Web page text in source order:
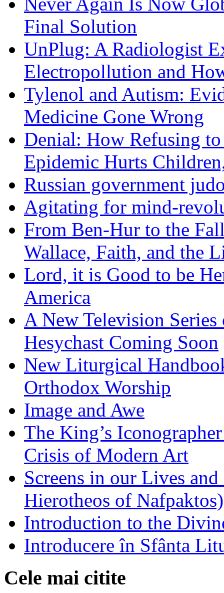
Final Solution
UnPlug: A Radiologist
Electropollution and
Tylenol and Autism:
Medicine Gone Wrong
Denial: How Refusing
Epidemic Hurts
Russian government
Agitating for mind-
From Ben-Hur to the
Wallace, Faith, and the
Lord, it is Good to be
America
A New Television
Hesychast Coming Soon
New Liturgical
Orthodox Worship
Image and Awe
The King’s
Crisis of Modern Art
Screens in our Lives
Hierotheos of Nafpaktos)
Introduction to the
Introducere în Sfânta
Cele mai citite